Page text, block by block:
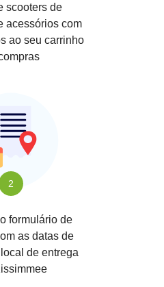
scooters de
acessórios com
ao seu carrinho
2
formulário de
as datas de
de entrega